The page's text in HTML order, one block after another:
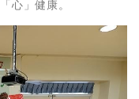
心」健康。